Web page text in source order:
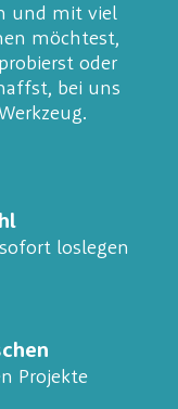
und mit viel
möchtest,
oder
bei uns
loslegen
Projekte